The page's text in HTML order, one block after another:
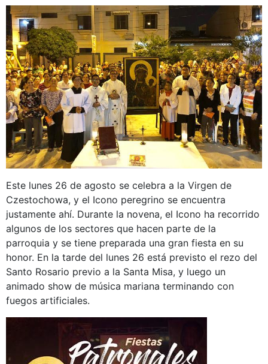
Este lunes 26 de agosto se celebra a la Virgen de
Czestochowa, y el Icono peregrino se encuentra
justamente ahí. Durante la novena, el Icono ha recorrido
algunos de los sectores que hacen parte de la
parroquia y se tiene preparada una gran fiesta en su
honor. En la tarde del lunes 26 está previsto el rezo del
Santo Rosario previo a la Santa Misa, y luego un
animado show de música mariana terminando con
fuegos artificiales.